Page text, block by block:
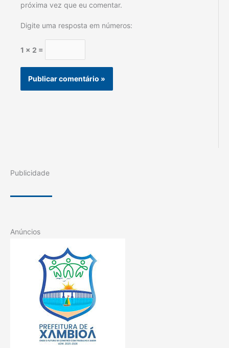
próxima vez que eu comentar.
Digite uma resposta em números:
1 × 2 =
Publicidade
Anúncios